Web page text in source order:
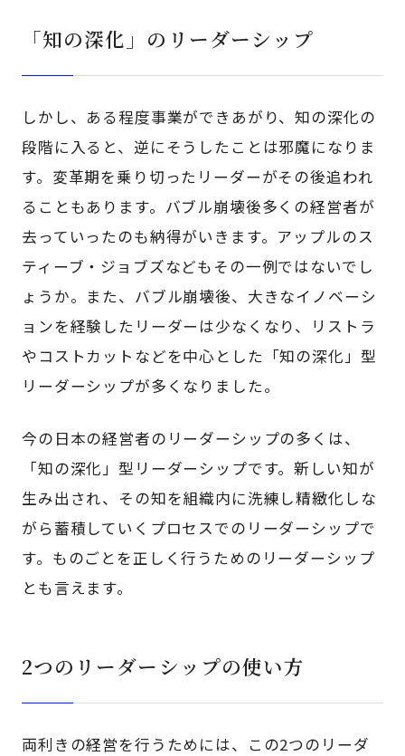
「知の深化」のリーダーシップ
しかし、ある程度事業ができあがり、知の深化の
段階に入ると、逆にそうしたことは邪魔になりま
す。変革期を乗り切ったリーダーがその後追われ
ることもあります。バブル崩壊後多くの経営者が
去っていったのも納得がいきます。アップルのス
ティーブ・ジョブズなどもその一例ではないでし
ょうか。また、バブル崩壊後、大きなイノベーシ
ョンを経験したリーダーは少なくなり、リストラ
やコストカットなどを中心とした「知の深化」型
リーダーシップが多くなりました。
今の日本の経営者のリーダーシップの多くは、
「知の深化」型リーダーシップです。新しい知が
生み出され、その知を組織内に洗練し精緻化しな
がら蓄積していくプロセスでのリーダーシップで
す。ものごとを正しく行うためのリーダーシップ
とも言えます。
2つのリーダーシップの使い方
両利きの経営を行うためには、この2つのリーダ